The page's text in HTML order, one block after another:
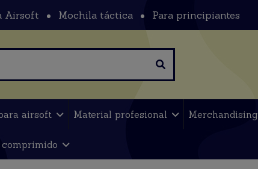
Airsoft Mochila táctica Para principiantes
airsoft Material profesional Merchandising